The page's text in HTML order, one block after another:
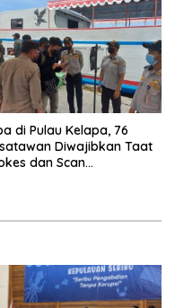
di Pulau Kelapa, 76
Diwajibkan Taat
dan Scan